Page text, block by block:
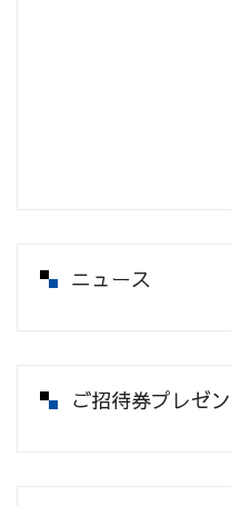
ニュース
ご招待券プレゼ